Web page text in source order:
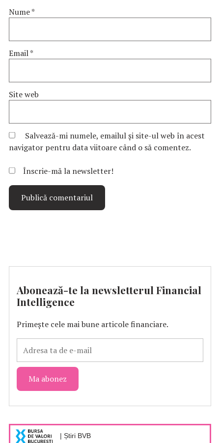
Nume*
Email*
Site web
Salvează-mi numele, emailul și site-ul web în acest
navigator pentru data viitoare când o să comentez.
Înscrie-mă la newsletter!
Abonează-te la newsletterul Financial
Intelligence
Primește cele mai bune articole financiare.
| Știri BVB